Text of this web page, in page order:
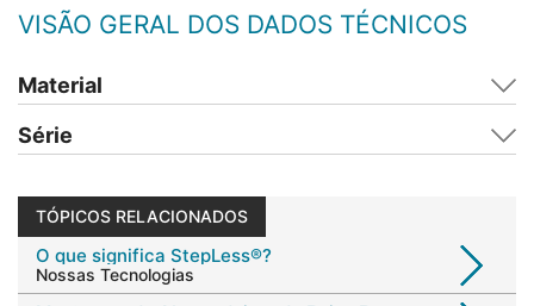
VISÃO GERAL DOS DADOS TÉCNICOS
Material
Série
TÓPICOS RELACIONADOS
O que significa StepLess®?
Nossas Tecnologias